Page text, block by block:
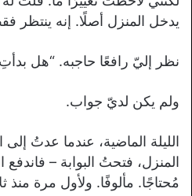
يدخل المنزل أصلًا. إنه ينتظر
نظر إليّ رافعًا حاجبه. “هل بدأتِ
ولم يكن لديّ جواب.
الليلة الماضية، عندما عدتُ
المنزل، فتحتُ البوابة –
مُحتاجًا. مألوفًا. ولأول مرة